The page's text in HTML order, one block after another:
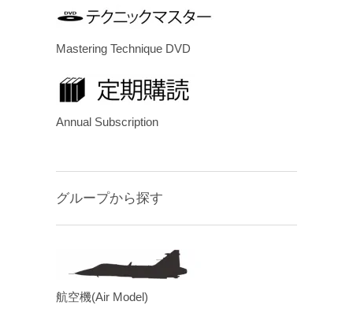
Mastering Technique DVD
Annual Subscription
グループから探す
航空機(Air Model)